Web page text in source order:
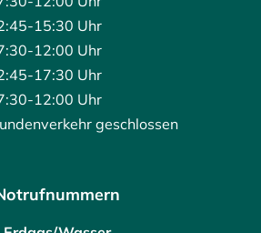
15:30 Uhr
12:00 Uhr
17:30 Uhr
12:00 Uhr
geschlossen